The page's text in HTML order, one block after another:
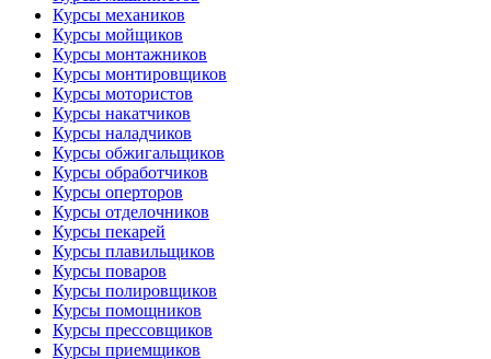
Курсы механиков
Курсы мойщиков
Курсы монтажников
Курсы монтировщиков
Курсы мотористов
Курсы накатчиков
Курсы наладчиков
Курсы обжигальщиков
Курсы обработчиков
Курсы оперторов
Курсы отделочников
Курсы пекарей
Курсы плавильщиков
Курсы поваров
Курсы полировщиков
Курсы помощников
Курсы прессовщиков
Курсы приемщиков